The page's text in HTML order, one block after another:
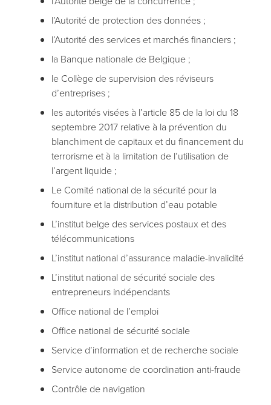
l’Autorité de protection des données ;
l’Autorité des services et marchés financiers ;
la Banque nationale de Belgique ;
le Collège de supervision des réviseurs
d’entreprises ;
les autorités visées à l’article 85 de la loi du 18
septembre 2017 relative à la prévention du
blanchiment de capitaux et du financement du
terrorisme et à la limitation de l’utilisation de
l’argent liquide ;
Le Comité national de la sécurité pour la
fourniture et la distribution d’eau potable
L’institut belge des services postaux et des
télécommunications
L’institut national d’assurance maladie-invalidité
L’institut national de sécurité sociale des
entrepreneurs indépendants
Office national de l’emploi
Office national de sécurité sociale
Service d’information et de recherche sociale
Service autonome de coordination anti-fraude
Contrôle de navigation